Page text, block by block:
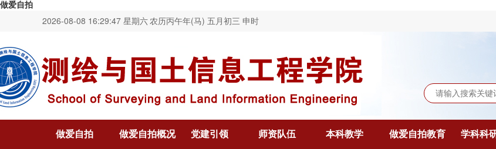
做爱自拍
2026-08-08 16:29:47 星期六农历丙午年(马) 五月初三 申时
做爱自拍 做爱自拍概况 党建引领 师资队伍 本科教学 做爱自拍教育 学科科